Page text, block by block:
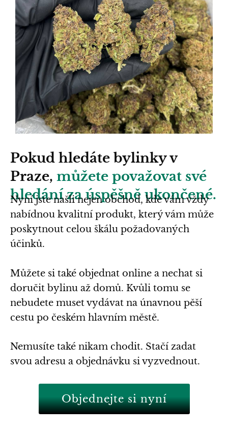
Pokud hledáte bylinky v
Praze, můžete považovat své
hledání za úspěšně ukončené.
Nyní jste našli nejen obchod, kde vám vždy
nabídnou kvalitní produkt, který vám může
poskytnout celou škálu požadovaných
účinků.
Můžete si také objednat online a nechat si
doručit bylinu až domů. Kvůli tomu se
nebudete muset vydávat na únavnou pěší
cestu po českém hlavním městě.
Nemusíte také nikam chodit. Stačí zadat
svou adresu a objednávku si vyzvednout.
Objednejte si nyní